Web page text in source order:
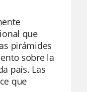
que
pirámides
sobre la
país. Las
que